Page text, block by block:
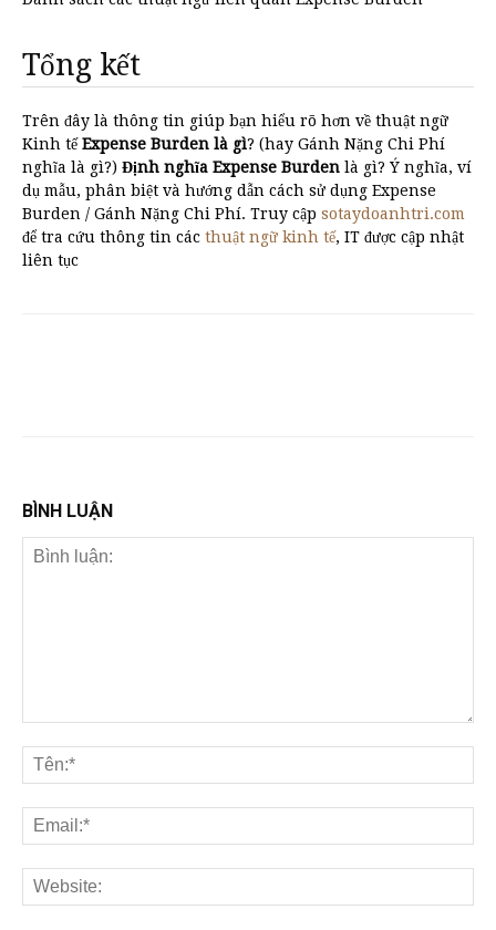
Tổng kết
Trên đây là thông tin giúp bạn hiểu rõ hơn về thuật ngữ
Kinh tếExpense Burden là gì? (hay Gánh Nặng Chi Phí
nghĩa là gì?) Định nghĩa Expense Burden là gì? Ý nghĩa, ví
dụ mẫu, phân biệt và hướng dẫn cách sử dụng Expense
Burden / Gánh Nặng Chi Phí. Truy cập sotaydoanhtri.com
để tra cứu thông tin các thuật ngữ kinh tế, IT được cập nhật
liên tục
BÌNH LUẬN